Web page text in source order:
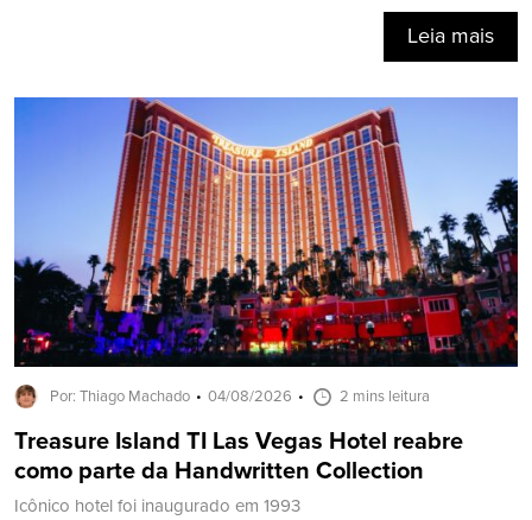
Leia mais
Por: Thiago Machado 04/08/2026 2 mins leitura
Treasure Island TI Las Vegas Hotel reabre
como parte da Handwritten Collection
Icônico hotel foi inaugurado em 1993